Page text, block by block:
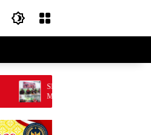
SERAH TERIMA LPJ TANDA
MILAD KE-15 KKPMP: KINERJA
DINILAI PALING SUKSES DAN